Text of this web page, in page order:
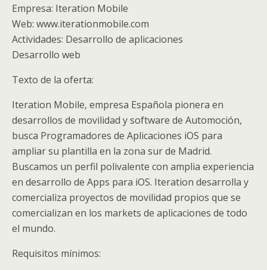
Empresa: Iteration Mobile
Web: www.iterationmobile.com
Actividades: Desarrollo de aplicaciones
Desarrollo web
Texto de la oferta:
Iteration Mobile, empresa Española pionera en
desarrollos de movilidad y software de Automoción,
busca Programadores de Aplicaciones iOS para
ampliar su plantilla en la zona sur de Madrid.
Buscamos un perfil polivalente con amplia experiencia
en desarrollo de Apps para iOS. Iteration desarrolla y
comercializa proyectos de movilidad propios que se
comercializan en los markets de aplicaciones de todo
el mundo.
Requisitos mínimos: